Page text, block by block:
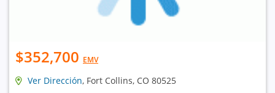
$352,700 EMV
Ver Dirección, Fort Collins, CO 80525